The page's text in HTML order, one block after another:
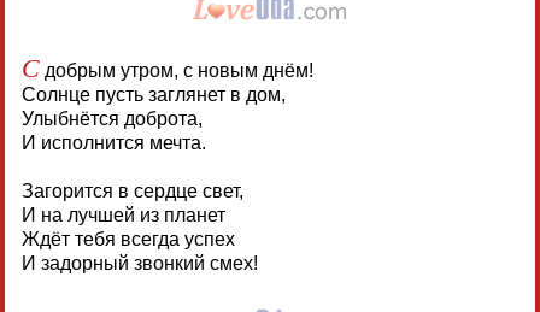
Сдобрым утром, с новым днём!
Солнце пусть заглянет в дом,
Улыбнётся доброта,
И исполнится мечта.
Загорится в сердце свет,
И на лучшей из планет
Ждёт тебя всегда успех
И задорный звонкий смех!